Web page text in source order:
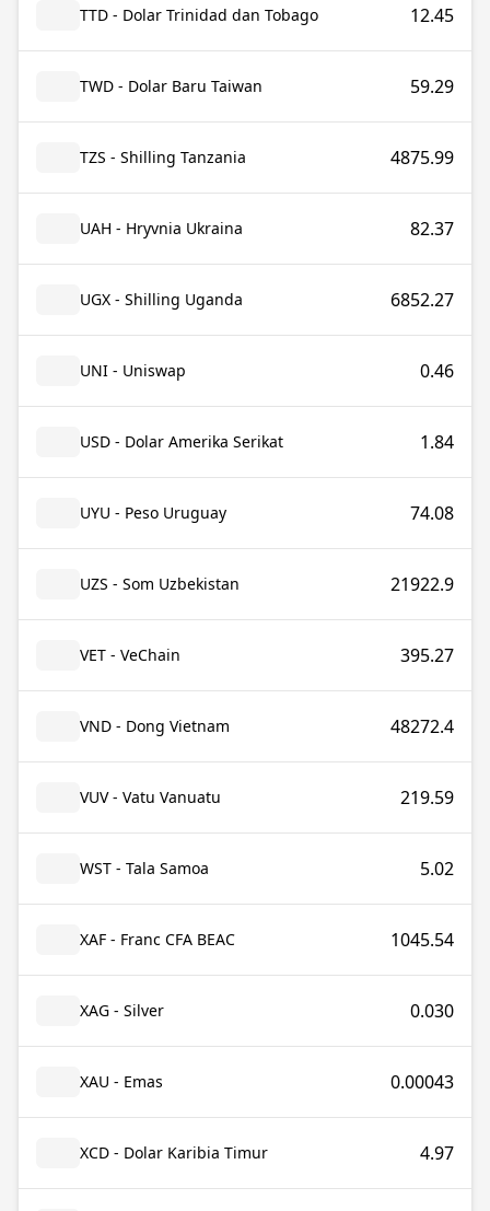
TTD - Dolar Trinidad dan Tobago 12.45
TWD - Dolar Baru Taiwan 59.29
TZS - Shilling Tanzania 4875.99
UAH - Hryvnia Ukraina 82.37
UGX - Shilling Uganda 6852.27
UNI - Uniswap 0.46
USD - Dolar Amerika Serikat 1.84
UYU - Peso Uruguay 74.08
UZS - Som Uzbekistan 21922.9
VET - VeChain 395.27
VND - Dong Vietnam 48272.4
VUV - Vatu Vanuatu 219.59
WST - Tala Samoa 5.02
XAF - Franc CFA BEAC 1045.54
XAG - Silver 0.030
XAU - Emas 0.00043
XCD - Dolar Karibia Timur 4.97